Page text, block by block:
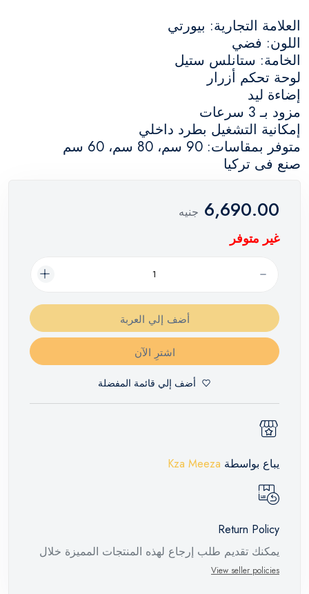
العلامة التجارية: بيورتي
اللون: فضي
الخامة: ستانلس ستيل
ﻟﻮﺣﺔ تحكم أزرار
إضاءة ليد
ﻣﺰﻭﺩ بـ 3 سرعات
ﺇﻣﻜﺎﻧﻴﺔ ﺍﻟﺘﺸﻐﻴﻞ بطرد داخلي
ﻣﺘﻮﻓﺮ ﺑﻤﻘﺎسات: 90 سم، 80 سم، 60 سم
ﺻﻨﻊ ﻓﻰ ﺗﺮﻛﻴﺎ
6,690.00 جنيه
غير متوفر
أضف إلي العربة
اشترِ الآن
أضف إلي قائمة المفضلة
يباع بواسطة Kza Meeza
Return Policy
يمكنك تقديم طلب إرجاع لهذه المنتجات المميزة خلال
View seller policies